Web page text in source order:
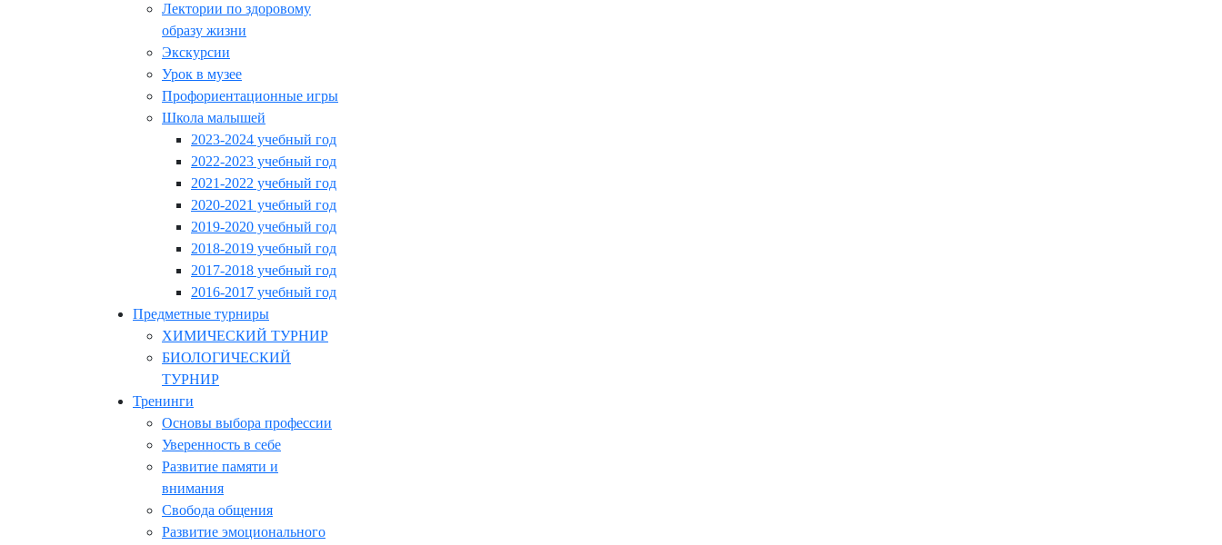
Лектории по здоровому
образу жизни
Экскурсии
Урок в музее
Профориентационные игры
Школа малышей
2023-2024 учебный год
2022-2023 учебный год
2021-2022 учебный год
2020-2021 учебный год
2019-2020 учебный год
2018-2019 учебный год
2017-2018 учебный год
2016-2017 учебный год
Предметные турниры
ХИМИЧЕСКИЙ ТУРНИР
БИОЛОГИЧЕСКИЙ
ТУРНИР
Тренинги
Основы выбора профессии
Уверенность в себе
Развитие памяти и
внимания
Свобода общения
Развитие эмоционального